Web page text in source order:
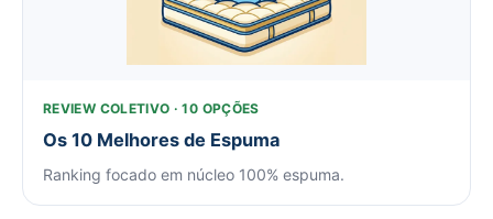
REVIEW COLETIVO · 10 OPÇÕES
Os 10 Melhores de Espuma
Ranking focado em núcleo 100% espuma.